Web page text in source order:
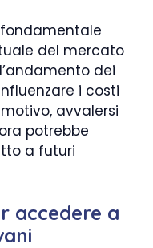
del mercato
dei
i costi
avvalersi
potrebbe
a futuri
accedere a